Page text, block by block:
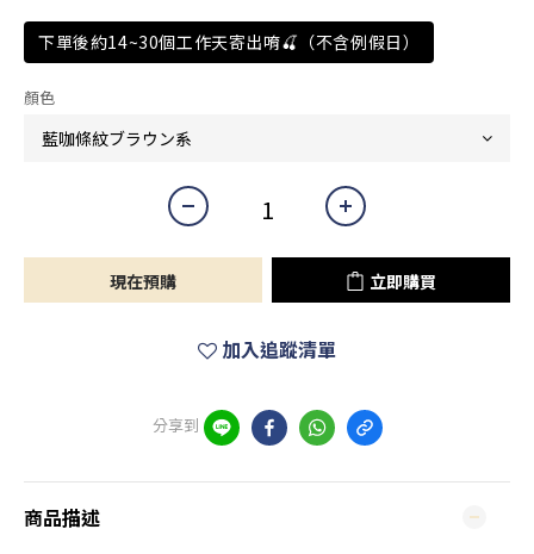
下單後約14~30個工作天寄出唷🍒（不含例假日）
顏色
現在預購 立即購買
加入追蹤清單
分享到
商品描述